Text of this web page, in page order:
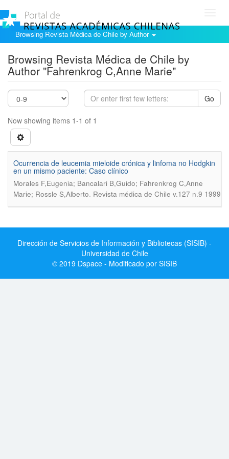
Browsing Revista Médica de Chile by Author
Browsing Revista Médica de Chile by
Author "Fahrenkrog C,Anne Marie"
Go
Now showing items 1-1 of 1
Ocurrencia de leucemia mieloide crónica y linfoma no Hodgkin
en un mismo paciente: Caso clínico
Morales F,Eugenia; Bancalari B,Guido; Fahrenkrog C,Anne
Marie; Rossle S,Alberto. Revista médica de Chile v.127 n.9 1999
Dirección de Servicios de Información y Bibliotecas (SISIB) -
Universidad de Chile
© 2019 Dspace - Modificado por SISIB